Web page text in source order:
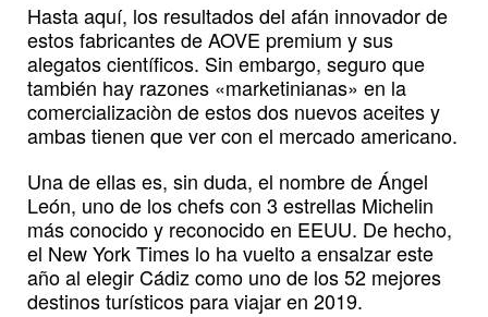
Hasta aquí, los resultados del afán innovador de
estos fabricantes de AOVE premium y sus
alegatos científicos. Sin embargo, seguro que
también hay razones «marketinianas» en la
comercializaciòn de estos dos nuevos aceites y
ambas tienen que ver con el mercado americano.
Una de ellas es, sin duda, el nombre de Ángel
León, uno de los chefs con 3 estrellas Michelin
más conocido y reconocido en EEUU. De hecho,
el New York Times lo ha vuelto a ensalzar este
año al elegir Cádiz como uno de los 52 mejores
destinos turísticos para viajar en 2019.